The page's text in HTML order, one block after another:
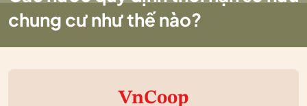
chung cư như thế nào?
VnCoop